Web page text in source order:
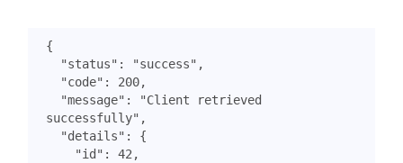
{
"status" : "success" ,
"code" : 200,
"message" :
"Client retrieved
successfully" ,
"details" :
{
"id" : 42 ,